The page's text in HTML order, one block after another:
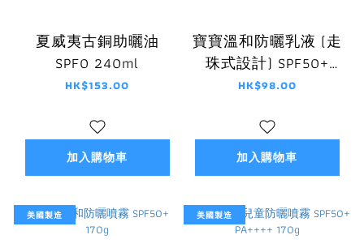
夏威夷古銅助曬油
SPF0 240ml
HK$153.00
加入購物車
寶寶溫和防曬乳液 (走
珠式設計) SPF50+
75ml
HK$98.00
加入購物車
美國製造 美國製造